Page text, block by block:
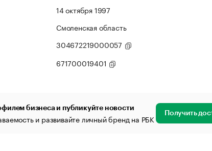
14 октября 1997
Смоленская область
304672219000057
671700019401
бизнеса и публикуйте новости
и развивайте личный бренд на РБК Получить